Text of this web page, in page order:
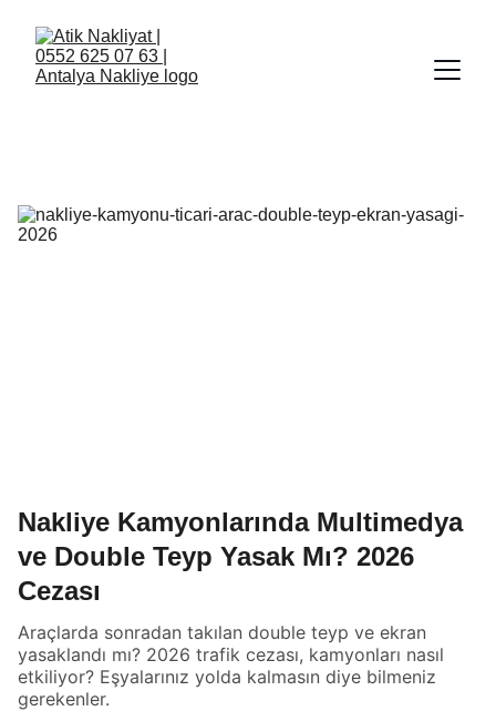
Nakliye Kamyonlarında Multimedya
ve Double Teyp Yasak Mı? 2026
Cezası
Araçlarda sonradan takılan double teyp ve ekran
yasaklandı mı? 2026 trafik cezası, kamyonları nasıl
etkiliyor? Eşyalarınız yolda kalmasın diye bilmeniz
gerekenler.